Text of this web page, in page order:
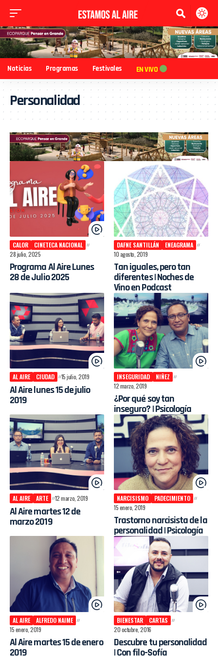
Noticias Programas Festivales EN VIVO
Personalidad
CALOR
CINETECA NACIONAL
28 julio, 2025
Programa Al Aire Lunes
28 de Julio 2025
DAFNE SANTILLÁN
ENEAGRAMA
10 agosto, 2019
Tan iguales, pero tan
diferentes | Noches de
Vino en Podcast
AL AIRE CIUDAD 15 julio, 2019
Al Aire lunes 15 de julio
2019
INSEGURIDAD
NIÑEZ
12 marzo, 2019
¿Por qué soy tan
inseguro? | Psicología
AL AIRE ARTE 12 marzo, 2019
Al Aire martes 12 de
marzo 2019
NARCISISMO
PADECIMIENTO
15 enero, 2019
Trastorno narcisista de la
personalidad | Psicología
AL AIRE
ALFREDO NAIME
15 enero, 2019
Al Aire martes 15 de enero
2019
BIENESTAR
CARTAS
20 octubre, 2016
Descubre tu personalidad
| Con filo-Sofía